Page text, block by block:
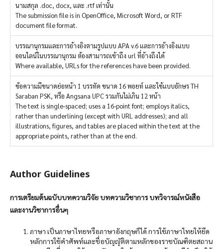
นามสกุล .doc, docx, และ .rtf เท่านั้น
The submission file is in OpenOffice, Microsoft Word, or RTF
document file format.
บรรณานุกรมและการอ้างอิงตามรูปแบบ APA v.6 และการอ้างอิงแบบ
ออนไลน์ในบรรณานุกรม ต้องสามารถเข้าถึง url ที่อ้างถึงได้
Where available, URLs for the references have been provided.
ข้อความมีขนาดย่อหน้า 1 บรรทัด ขนาด 16 พอยท์ และใช้แบบอักษร TH
Saraban PSK, หรือ Angsana UPC รวมกันไม่เกิน 12 หน้า
The text is single-spaced; uses a 16-point font; employs italics,
rather than underlining (except with URL addresses); and all
illustrations, figures, and tables are placed within the text at the
appropriate points, rather than at the end.
Author Guidelines
การเตรียมต้นฉบับบทความวิจัย บทความวิชาการ บทวิจารณ์หนังสือ
และงานวิชาการอื่นๆ
ภาษา เป็นภาษาไทยหรือภาษาอังกฤษก็ได้ การใช้ภาษาไทยให้ยึด
หลักการใช้คำศัพท์และชื่อบัญญัติตามหลักของราชบัณฑิตยสถาน